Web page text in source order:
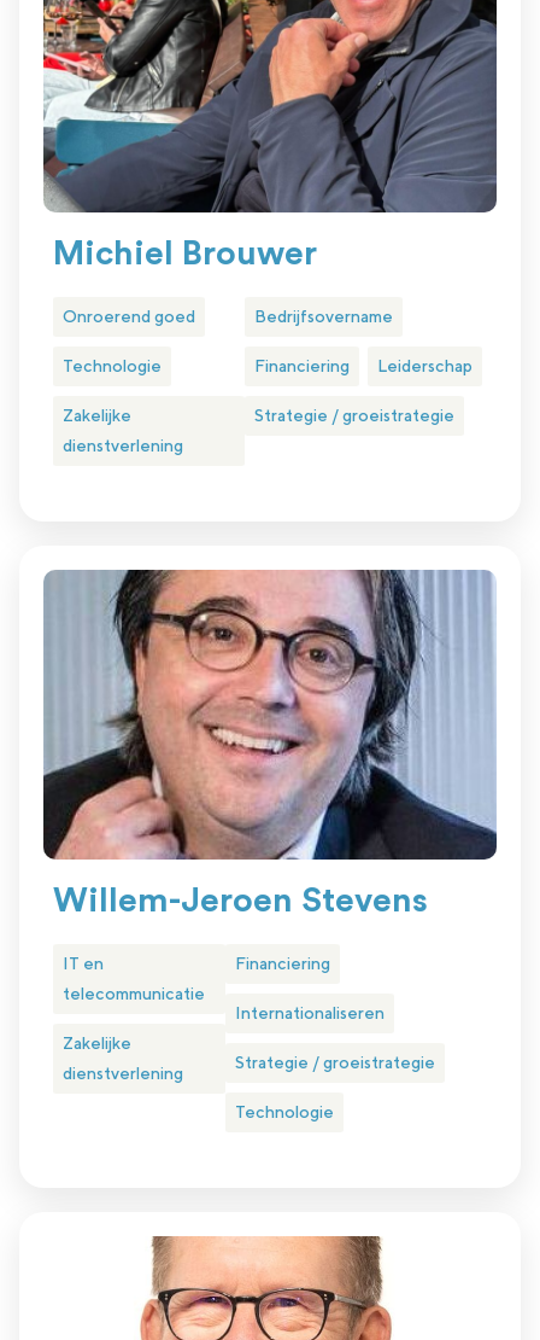
Michiel Brouwer
Onroerend goed
Technologie
Zakelijke
dienstverlening
Bedrijfsovername
Financiering Leiderschap
Strategie / groeistrategie
Willem-Jeroen Stevens
IT en
telecommunicatie
Zakelijke
dienstverlening
Financiering
Internationaliseren
Strategie / groeistrategie
Technologie